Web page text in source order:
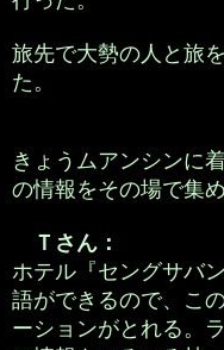
旅先で大勢の人と旅
た。
きょうムアンシンに
の情報をその場で集
Ｔさん：
ホテル『セングサバ
語ができるので、こ
ーションがとれる。